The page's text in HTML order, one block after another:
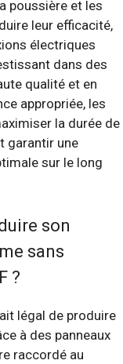
poussière et les
leur efficacité,
électriques
dans des
qualité et en
appropriée, les
la durée de
garantir une
sur le long
son
sans
?
légal de produire
à des panneaux
raccordé au